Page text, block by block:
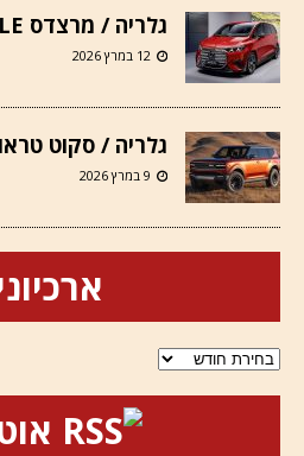
גלריה / מרצדס VLE
12 במרץ 2026
גלריה / סקוט
9 במרץ 2026
ארכיונים